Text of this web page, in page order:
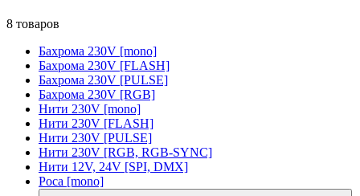
8 товаров
Бахрома 230V [mono]
Бахрома 230V [FLASH]
Бахрома 230V [PULSE]
Бахрома 230V [RGB]
Нити 230V [mono]
Нити 230V [FLASH]
Нити 230V [PULSE]
Нити 230V [RGB, RGB-SYNC]
Нити 12V, 24V [SPI, DMX]
Роса [mono]